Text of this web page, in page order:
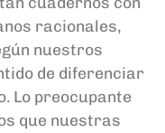
racionales,
nuestros
de diferenciar
Lo preocupante
que nuestras